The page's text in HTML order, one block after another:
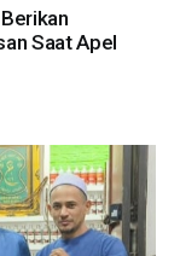
Saat Apel